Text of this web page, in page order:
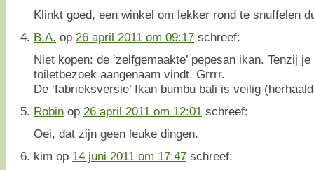
Klinkt goed, een winkel om lekker rond te snuffelen
B.A. op 26 april 2011 om 09:17 schreef:
Niet kopen: de ‘zelfgemaakte’ pepesan ikan. Tenzij
toiletbezoek aangenaam vindt. Grrrr.
De ‘fabrieksversie’ Ikan bumbu bali is veilig
Robin op 26 april 2011 om 12:01 schreef:
Oei, dat zijn geen leuke dingen.
kim op 14 juni 2011 om 17:47 schreef: